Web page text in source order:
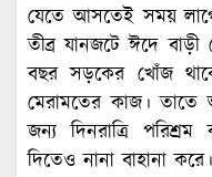
যেতে আসতেই সময়
তীব্র যানজটে ঈদে
বছর সড়কের খোঁজ
মেরামতের কাজ। তাতে
জন্য দিনরাত্রি
দিতেও নানা বাহানা